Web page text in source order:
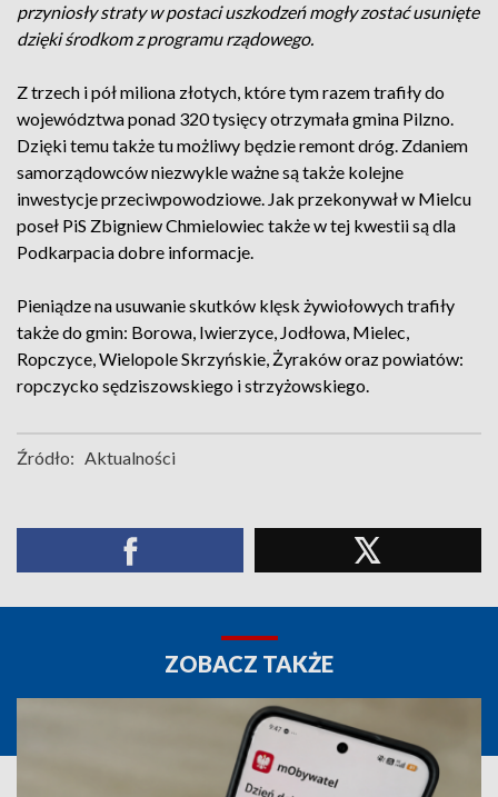
przyniosły straty w postaci uszkodzeń mogły zostać usunięte
dzięki środkom z programu rządowego.
Z trzech i pół miliona złotych, które tym razem trafiły do
województwa ponad 320 tysięcy otrzymała gmina Pilzno.
Dzięki temu także tu możliwy będzie remont dróg. Zdaniem
samorządowców niezwykle ważne są także kolejne
inwestycje przeciwpowodziowe. Jak przekonywał w Mielcu
poseł PiS Zbigniew Chmielowiec także w tej kwestii są dla
Podkarpacia dobre informacje.
Pieniądze na usuwanie skutków klęsk żywiołowych trafiły
także do gmin: Borowa, Iwierzyce, Jodłowa, Mielec,
Ropczyce, Wielopole Skrzyńskie, Żyraków oraz powiatów:
ropczycko sędziszowskiego i strzyżowskiego.
Źródło: Aktualności
ZOBACZ TAKŻE